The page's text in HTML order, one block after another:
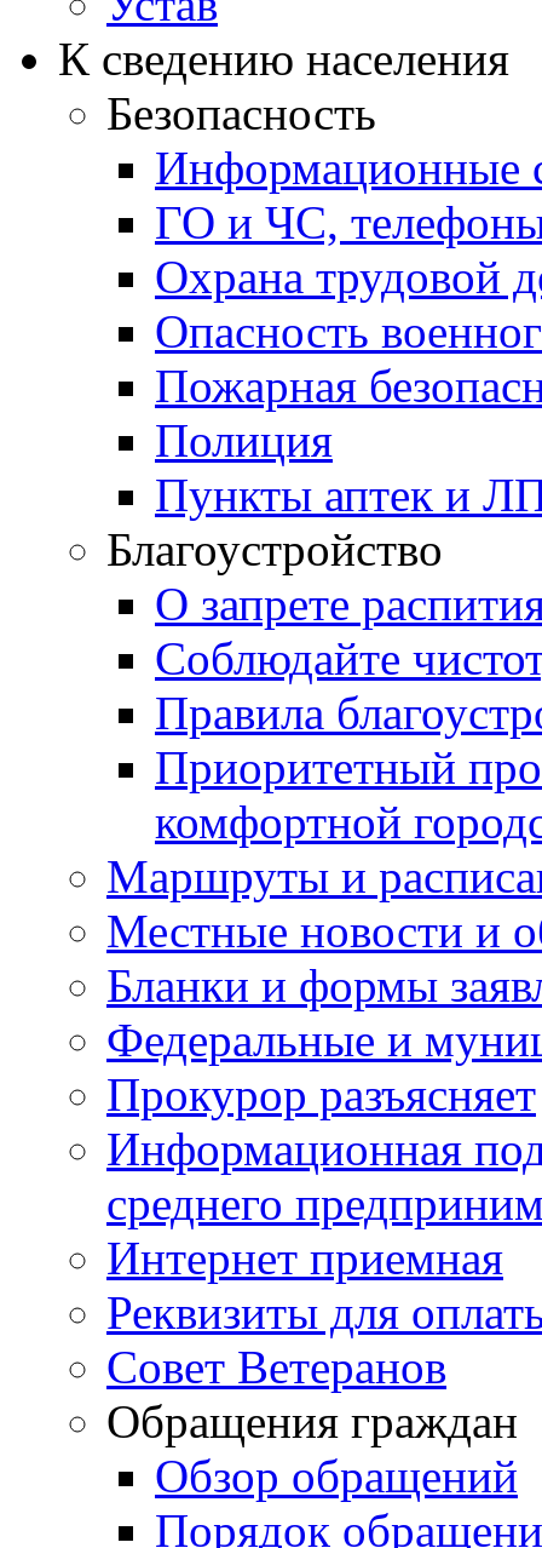
К сведению населения
Безопасность
Информационные
ГО и ЧС,
Охрана трудовой
Опасность
Пожарная
Полиция
Пункты аптек и
Благоустройство
О запрете
Соблюдайте
Правила
Приоритетный
комфортной
Маршруты и
Местные новости и
Бланки и формы
Федеральные и
Прокурор разъясняет
Информационная
среднего
Интернет приемная
Реквизиты для
Совет Ветеранов
Обращения граждан
Обзор обращений
Порядок